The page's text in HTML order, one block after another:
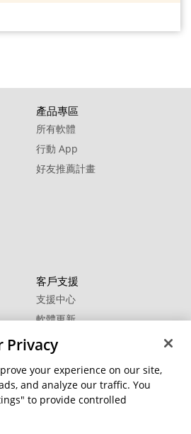
產品專區
所有軟體
行動 App
好友推薦計畫
客戶支援
支援中心
軟體更新
教學中心
變更地區
Privacy
your experience on our site,
and analyze our traffic. You
to provide controlled